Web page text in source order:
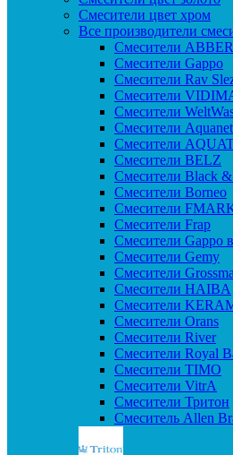
Смесители цвет хром
Все производители
Cмесители ABBER
Cмесители Gappo
Cмесители Rav
Cмесители
Cмесители
Смесители Aquanet
Смесители
Смесители BELZ
Смесители Black
Смесители Borneo
Смесители
Смесители Frap
Смесители Gappo
Смесители Gemy
Смесители
Смесители HAIBA
Смесители
Смесители Orans
Смесители River
Смесители Royal
Смесители TIMO
Смесители VitrA
Смесители Тритон
Смеситель Allen